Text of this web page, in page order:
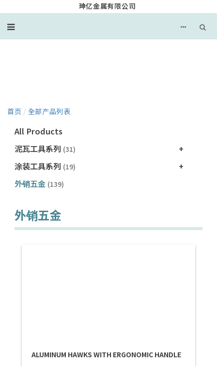
珅亿金属有限公司
首页 / 全部产品列表
All Products
泥瓦工具系列 (31)
涂装工具系列 (19)
外销五金 (139)
外销五金
ALUMINUM HAWKS WITH ERGONOMIC HANDLE